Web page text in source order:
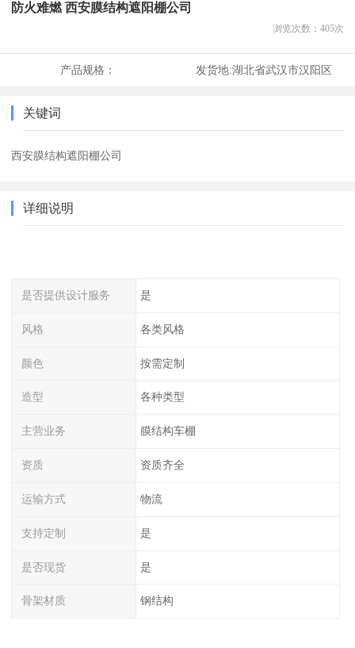
防火难燃 西安膜结构遮阳棚公司
浏览次数： 405次
产品规格： 发货地:湖北省武汉市汉阳区
关键词
西安膜结构遮阳棚公司
详细说明
是否提供设计服务 是
风格 各类风格
颜色 按需定制
造型 各种类型
主营业务 膜结构车棚
资质 资质齐全
运输方式 物流
支持定制 是
是否现货 是
骨架材质 钢结构